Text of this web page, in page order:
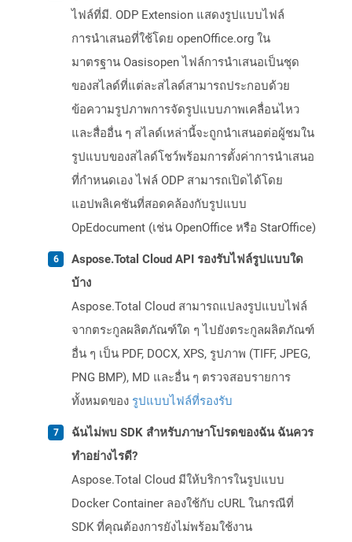
ไฟล์ที่มี. ODP Extension แสดงรูปแบบไฟล์
การนำเสนอที่ใช้โดย openOffice.org ใน
มาตรฐาน Oasisopen ไฟล์การนำเสนอเป็นชุด
ของสไลด์ที่แต่ละสไลด์สามารถประกอบด้วย
ข้อความรูปภาพการจัดรูปแบบภาพเคลื่อนไหว
และสื่ออื่น ๆ สไลด์เหล่านี้จะถูกนำเสนอต่อผู้ชมใน
รูปแบบของสไลด์โชว์พร้อมการตั้งค่าการนำเสนอ
ที่กำหนดเอง ไฟล์ ODP สามารถเปิดได้โดย
แอปพลิเคชันที่สอดคล้องกับรูปแบบ
OpEdocument (เช่น OpenOffice หรือ StarOffice)
Aspose.Total Cloud API รองรับไฟล์รูปแบบใด
บ้าง
Aspose.Total Cloud สามารถแปลงรูปแบบไฟล์
จากตระกูลผลิตภัณฑ์ใด ๆ ไปยังตระกูลผลิตภัณฑ์
อื่น ๆ เป็น PDF, DOCX, XPS, รูปภาพ (TIFF, JPEG,
PNG BMP), MD และอื่น ๆ ตรวจสอบรายการ
ทั้งหมดของ รูปแบบไฟล์ที่รองรับ
ฉันไม่พบ SDK สำหรับภาษาโปรดของฉัน ฉันควร
ทำอย่างไรดี?
Aspose.Total Cloud มีให้บริการในรูปแบบ
Docker Container ลองใช้กับ cURL ในกรณีที่
SDK ที่คุณต้องการยังไม่พร้อมใช้งาน